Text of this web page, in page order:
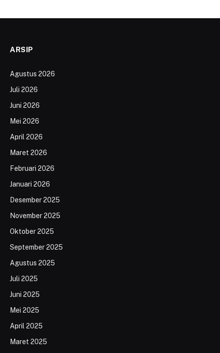
ARSIP
Agustus 2026
Juli 2026
Juni 2026
Mei 2026
April 2026
Maret 2026
Februari 2026
Januari 2026
Desember 2025
November 2025
Oktober 2025
September 2025
Agustus 2025
Juli 2025
Juni 2025
Mei 2025
April 2025
Maret 2025